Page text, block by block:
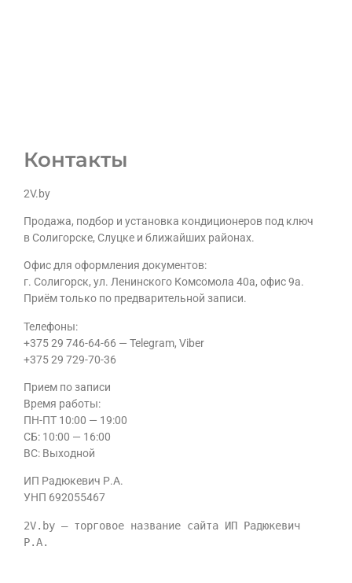
Контакты
2V.by
Продажа, подбор и установка кондиционеров под ключ
в Солигорске, Слуцке и ближайших районах.
Офис для оформления документов:
г. Солигорск, ул. Ленинского Комсомола 40а, офис 9а.
Приём только по предварительной записи.
Телефоны:
+375 29 746-64-66 — Telegram, Viber
+375 29 729-70-36
Прием по записи
Время работы:
ПН-ПТ 10:00 — 19:00
CБ: 10:00 — 16:00
ВС: Выходной
ИП Радюкевич Р.А.
УНП 692055467
2V.by — торговое название сайта ИП Радюкевич
Р.А.